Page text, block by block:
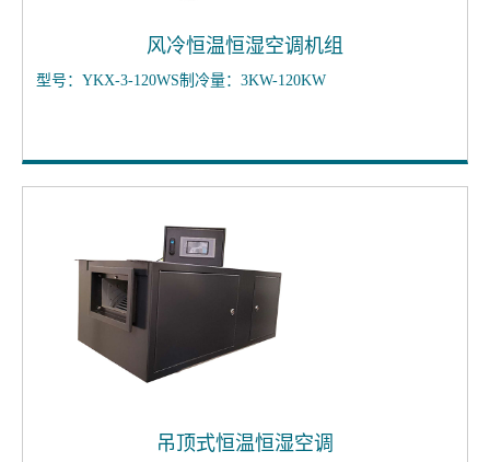
风冷恒温恒湿空调机组
型号：YKX-3-120WS制冷量：3KW-120KW
吊顶式恒温恒湿空调